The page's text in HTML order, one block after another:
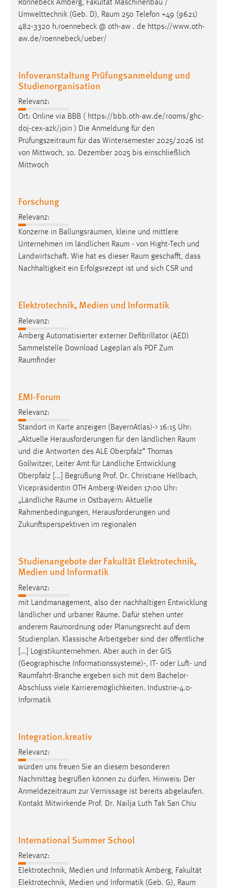
Rönnebeck Amberg, Fakultät Maschinenbau /
Umwelttechnik (Geb. D), Raum 250 Telefon +49 (9621)
482-3320 h.roennebeck @ oth-aw . de https://www.oth-
aw.de/roennebeck/ueber/
Infoveranstaltung Prüfungsanmeldung und
Studienorganisation
Relevanz:
Ort: Online via BBB ( https://bbb.oth-aw.de/rooms/ghc-
doj-cex-azk/join ) Die Anmeldung für den
Prüfungszeitraum für das Wintersemester 2025/2026 ist
von Mittwoch, 10. Dezember 2025 bis einschließlich
Mittwoch
Forschung
Relevanz:
Konzerne in Ballungsräumen, kleine und mittlere
Unternehmen im ländlichen Raum - von Hight-Tech und
Landwirtschaft. Wie hat es dieser Raum geschafft, dass
Nachhaltigkeit ein Erfolgsrezept ist und sich CSR und
Elektrotechnik, Medien und Informatik
Relevanz:
Amberg Automatisierter externer Defibrillator (AED)
Sammelstelle Download Lageplan als PDF Zum
Raumfinder
EMI-Forum
Relevanz:
Standort in Karte anzeigen (BayernAtlas)-> 16:15 Uhr:
„Aktuelle Herausforderungen für den ländlichen Raum
und die Antworten des ALE Oberpfalz“ Thomas
Gollwitzer, Leiter Amt für Ländliche Entwicklung
Oberpfalz [...] Begrüßung Prof. Dr. Christiane Hellbach,
Vicepräsidentin OTH Amberg-Weiden 17:00 Uhr:
„Ländliche Räume in Ostbayern: Aktuelle
Rahmenbedingungen, Herausforderungen und
Zukunftsperspektiven im regionalen
Studienangebote der Fakultät Elektrotechnik,
Medien und Informatik
Relevanz:
mit Landmanagement, also der nachhaltigen Entwicklung
ländlicher und urbaner Räume. Dafür stehen unter
anderem Raumordnung oder Planungsrecht auf dem
Studienplan. Klassische Arbeitgeber sind der öffentliche
[...] Logistikunternehmen. Aber auch in der GIS
(Geographische Informationssysteme)-, IT- oder Luft- und
Raumfahrt-Branche ergeben sich mit dem Bachelor-
Abschluss viele Karrieremöglichkeiten. Industrie-4.0-
Informatik
Integration.kreativ
Relevanz:
würden uns freuen Sie an diesem besonderen
Nachmittag begrüßen können zu dürfen. Hinweis: Der
Anmeldezeitraum zur Vernissage ist bereits abgelaufen.
Kontakt Mitwirkende Prof. Dr. Nailja Luth Tak San Chiu
International Summer School
Relevanz:
Elektrotechnik, Medien und Informatik Amberg, Fakultät
Elektrotechnik, Medien und Informatik (Geb. G), Raum
EXTERNE MEDIEN
Um Inhalte von Videoplattformen und Social Media
Plattformen anzeigen zu können, werden von diesen
externen Medien Cookies gesetzt.
Vimeo